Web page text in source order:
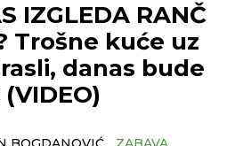
IZGLEDA RANČ
Trošne kuće uz
danas bude